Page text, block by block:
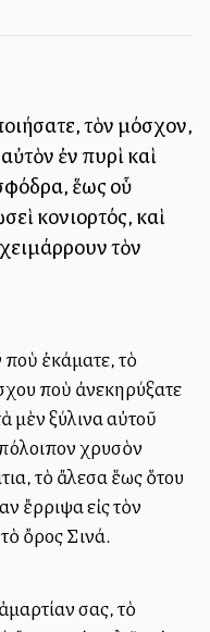
τὸν μόσχον,
ἐν πυρὶ καὶ
ἕως οὗ
κονιορτός, καὶ
τὸν
ἐκάματε, τὸ
ποὺ ἀνεκηρύξατε
μὲν ξύλινα αὐτοῦ
χρυσὸν
τὸ ἄλεσα ἕως ὅτου
ἔρριψα εἰς τὸν
ὄρος Σινά.
σας, τὸ